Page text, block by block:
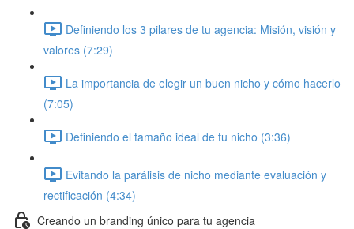
Definiendo los 3 pilares de tu agencia: Misión, visión y
valores (7:29)
La importancia de elegir un buen nicho y cómo hacerlo
(7:05)
Definiendo el tamaño ideal de tu nicho (3:36)
Evitando la parálisis de nicho mediante evaluación y
rectificación (4:34)
Creando un branding único para tu agencia